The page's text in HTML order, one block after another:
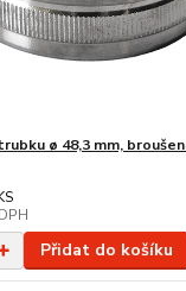
ø 48,3 mm,
Přidat do košíku